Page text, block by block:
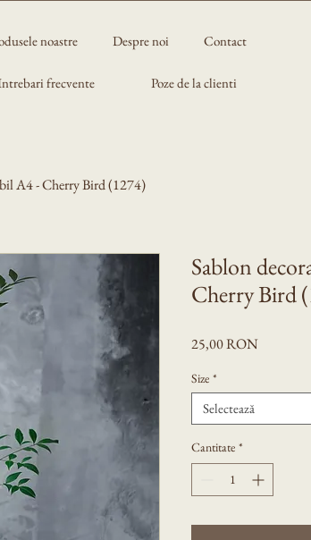
noastre Despre noi Contact
frecvente Poze de la clienti
A4 - Cherry Bird (1274)
Sablon
Cherry Bird
25,00 RONPreț
Size *
Selectează
Cantitate *